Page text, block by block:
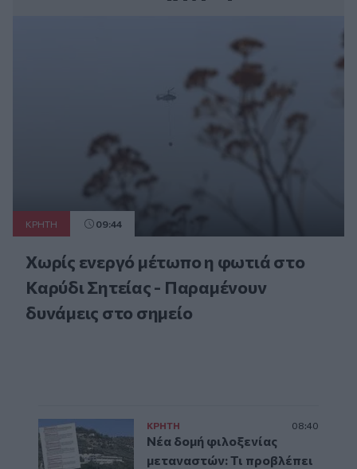
ΚΡΗΤΗ 09:44
Χωρίς ενεργό μέτωπο η φωτιά στο
Καρύδι Σητείας - Παραμένουν
δυνάμεις στο σημείο
ΚΡΗΤΗ 08:40
Νέα δομή φιλοξενίας
μεταναστών: Τι προβλέπει